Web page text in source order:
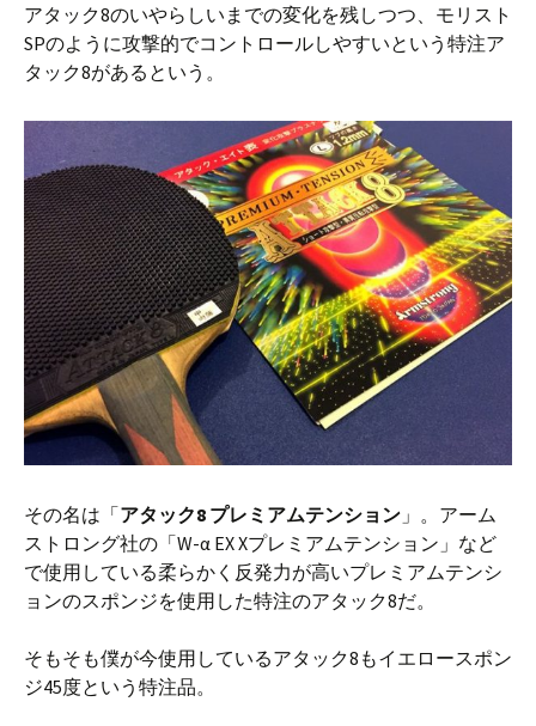
アタック8のいやらしいまでの変化を残しつつ、モリスト
SPのように攻撃的でコントロールしやすいという特注ア
タック8があるという。
その名は「アタック8 プレミアムテンション 」。アーム
ストロング社の「W-α EX Xプレミアムテンション」など
で使用している柔らかく反発力が高いプレミアムテンシ
ョンのスポンジを使用した特注のアタック8だ。
そもそも僕が今使用しているアタック8もイエロースポン
ジ45度という特注品。